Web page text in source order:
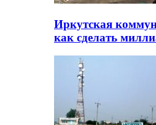
Иркутская
как сделать